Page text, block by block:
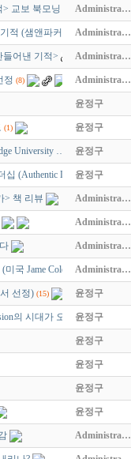
교보 북모닝 Administra…
적 (샘앤파커스 …Administra…
들어낸 기적> Administra…
정 (8) Administra…
윤정구
(1) 윤정구
University … 윤정구
십 (Authentic Lead… (3)
윤정구
> 책 리뷰 Administra…
Administra…
Administra…
미국 Jame Cole… Administra…
선정) (15) 윤정구
의 시대가 오다.윤정구
윤정구
윤정구
윤정구
윤정구
Administra…